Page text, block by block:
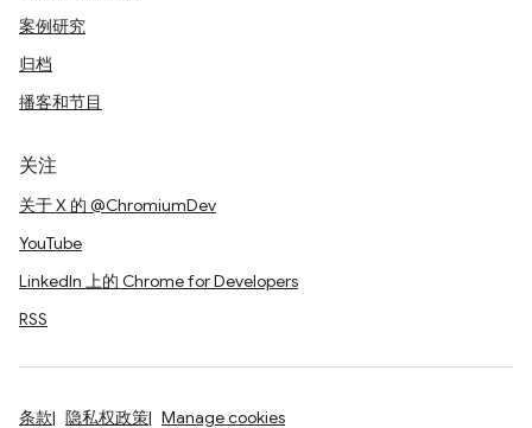
案例研究
归档
播客和节目
关注
关于 X 的 @ChromiumDev
YouTube
LinkedIn 上的 Chrome for Developers
RSS
条款 隐私权政策 Manage cookies